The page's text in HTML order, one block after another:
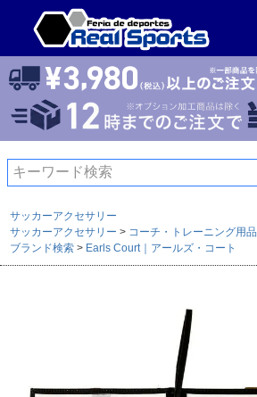
検索
サッカーアクセサリー
サッカーアクセサリー
コーチ・トレーニング用品
ブランド検索
Earls Court｜アールズ・コート